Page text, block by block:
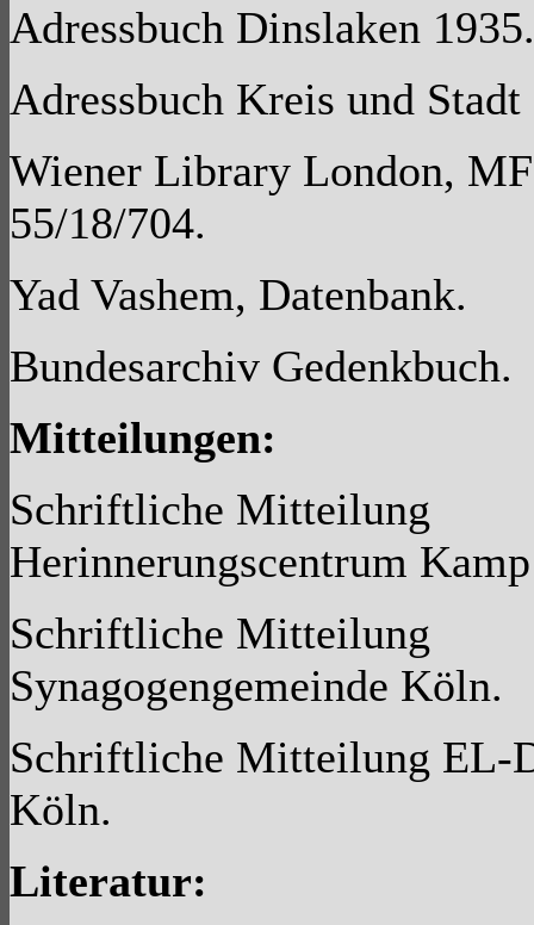
Adressbuch Dinslaken 1935.
Adressbuch Kreis und
Wiener Library London,
55/18/704.
Yad Vashem, Datenbank.
Bundesarchiv Gedenkbuch.
Mitteilungen:
Schriftliche Mitteilung
Herinnerungscentrum
Schriftliche Mitteilung
Synagogengemeinde Köln.
Schriftliche Mitteilung EL-
Köln.
Literatur: